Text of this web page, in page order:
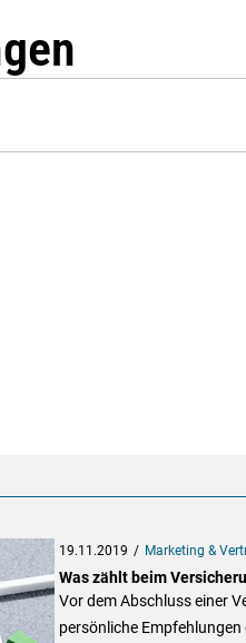
19.11.2019 Marketing &
Was zählt beim
Vor dem Abschluss einer
persönliche